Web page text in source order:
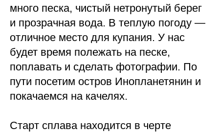
много песка, чистый нетронутый берег
и прозрачная вода. В теплую погоду —
отличное место для купания. У нас
будет время полежать на песке,
поплавать и сделать фотографии. По
пути посетим остров Инопланетянин и
покачаемся на качелях.
Старт сплава находится в черте